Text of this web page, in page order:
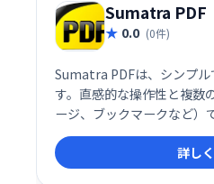
Sumatra PDF
0.0 (0件)
Sumatra PDFは、シンプ
す。直感的な操作性と複数
ージ、ブックマークなど）
します。高度な機能は備
覧・操作を効率化したい方
利用いただけます。
詳し